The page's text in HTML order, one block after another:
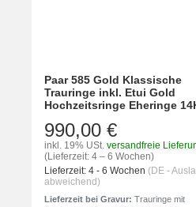
Paar 585 Gold Klassische
Trauringe inkl. Etui Gold
Hochzeitsringe Eheringe
990,00 €
inkl. 19% USt. versandfreie
(Lieferzeit: 4 – 6 Wochen)
Lieferzeit: 4 - 6 Wochen (DE -
abweichend)
Lieferzeit bei Gravur: Trauringe mit